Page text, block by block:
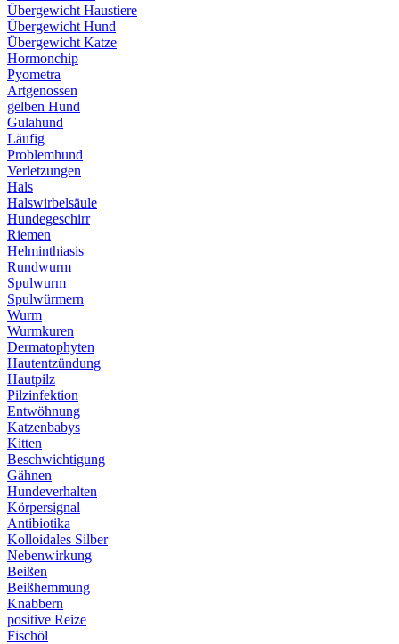
Übergewicht Haustiere
Übergewicht Hund
Übergewicht Katze
Hormonchip
Pyometra
Artgenossen
gelben Hund
Gulahund
Läufig
Problemhund
Verletzungen
Hals
Halswirbelsäule
Hundegeschirr
Riemen
Helminthiasis
Rundwurm
Spulwurm
Spulwürmern
Wurm
Wurmkuren
Dermatophyten
Hautentzündung
Hautpilz
Pilzinfektion
Entwöhnung
Katzenbabys
Kitten
Beschwichtigung
Gähnen
Hundeverhalten
Körpersignal
Antibiotika
Kolloidales Silber
Nebenwirkung
Beißen
Beißhemmung
Knabbern
positive Reize
Fischöl